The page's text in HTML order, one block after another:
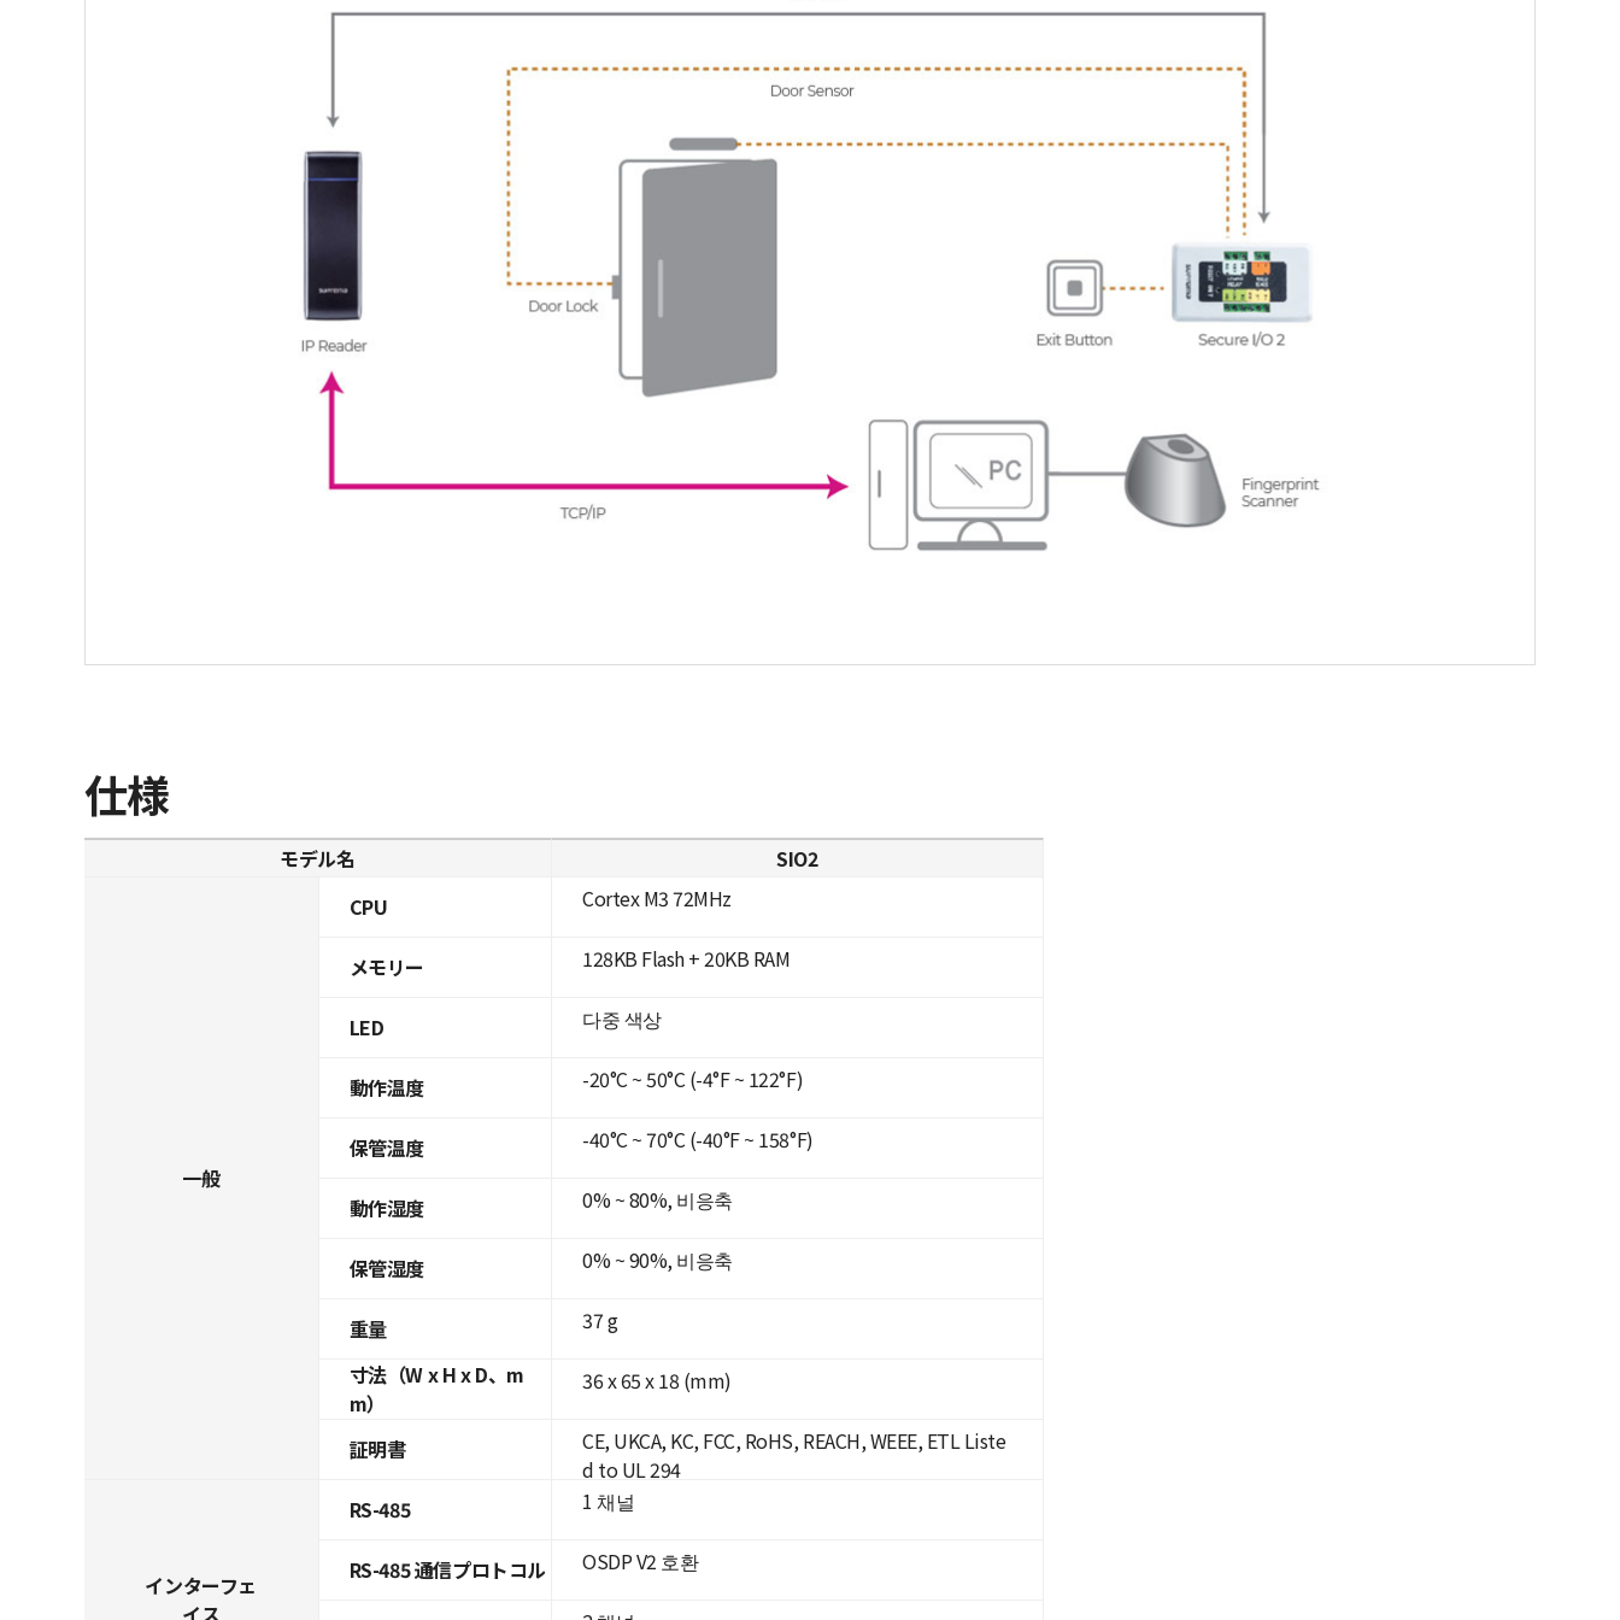
仕様
モデル名
一般
CPU
メモリー
LED
動作温度
保管温度
動作湿度
保管湿度
重量
寸法（W x H x D、m
m）
証明書
インターフェ
RS-485
RS-485 通信プロトコル
SIO2
Cortex M3 72MHz
128KB Flash + 20KB RAM
다중 색상
-20°C ~ 50°C (-4°F ~ 122°F)
-40°C ~ 70°C (-40°F ~ 158°F)
0% ~ 80%, 비응축
0% ~ 90%, 비응축
37 g
36 x 65 x 18 (mm)
CE, UKCA, KC, FCC, RoHS, REACH, WEEE, ETL Liste
d to UL 294
1 채널
OSDP V2 호환